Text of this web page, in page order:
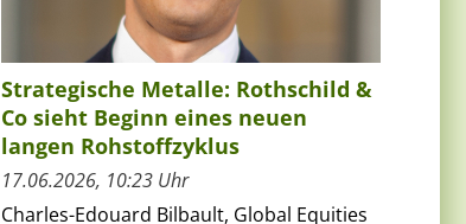
Strategische Metalle: Rothschild &
Co sieht Beginn eines neuen
langen Rohstoffzyklus
17.06.2026, 10:23 Uhr
Charles-Edouard Bilbault, Global Equities